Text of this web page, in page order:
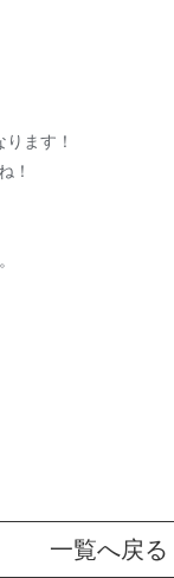
ます！
！
一覧へ戻る